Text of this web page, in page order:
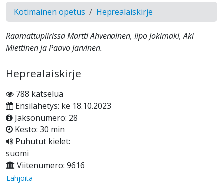
Kotimainen opetus Heprealaiskirje
Raamattupiirissä Martti Ahvenainen, Ilpo Jokimäki, Aki
Miettinen ja Paavo Järvinen.
Heprealaiskirje
788 katselua
Ensilähetys: ke 18.10.2023
Jaksonumero: 28
Kesto: 30 min
Puhutut kielet:
suomi
Viitenumero: 9616
Lahjoita